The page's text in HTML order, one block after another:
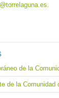
de la
de la Comunidad